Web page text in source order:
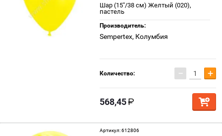
Шар (15''/38 см) Желтый (020),
пастель
Производитель:
Sempertex, Колумбия
Количество: − +
568,45
Артикул:612806